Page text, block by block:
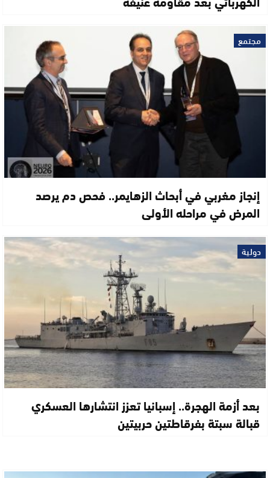
مجتمع
إنجاز مغربي في أبحاث الزهايمر.. فحص دم يرصد
المرض في مراحله الأولى
دولية
بعد أزمة الهجرة.. إسبانيا تعزز انتشارها العسكري
قبالة سبتة بفرقاطتين حربيتين